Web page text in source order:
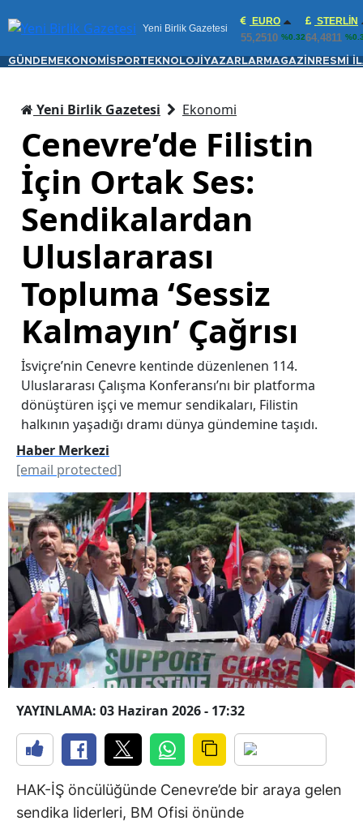
Yeni Birlik Gazetesi
EURO
55,2510 %0.32
STERLIN
64,4811
GÜNDEM EKONOMİ SPORTEKNOLOJİ YAZARLAR MAGAZİN RESMİ
Yeni Birlik Gazetesi Ekonomi
Cenevre’de Filistin
İçin Ortak Ses:
Sendikalardan
Uluslararası
Topluma ‘Sessiz
Kalmayın’ Çağrısı
İsviçre’nin Cenevre kentinde düzenlenen 114.
Uluslararası Çalışma Konferansı’nı bir platforma
dönüştüren işçi ve memur sendikaları, Filistin
halkının yaşadığı dramı dünya gündemine taşıdı.
Haber Merkezi
[email protected]
YAYINLAMA: 03 Haziran 2026 - 17:32
HAK-İŞ öncülüğünde Cenevre’de bir araya gelen
sendika liderleri, BM Ofisi önünde